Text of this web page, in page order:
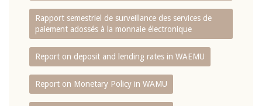
Rapport semestriel de surveillance des services de
paiement adossés à la monnaie électronique
Report on deposit and lending rates in WAEMU
Report on Monetary Policy in WAMU